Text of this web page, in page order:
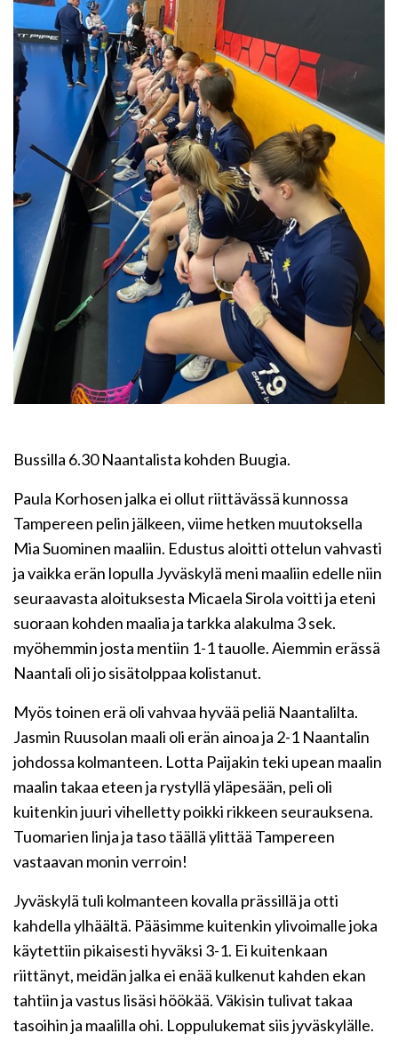
Bussilla 6.30 Naantalista kohden Buugia.
Paula Korhosen jalka ei ollut riittävässä kunnossa
Tampereen pelin jälkeen, viime hetken muutoksella
Mia Suominen maaliin. Edustus aloitti ottelun vahvasti
ja vaikka erän lopulla Jyväskylä meni maaliin edelle niin
seuraavasta aloituksesta Micaela Sirola voitti ja eteni
suoraan kohden maalia ja tarkka alakulma 3 sek.
myöhemmin josta mentiin 1-1 tauolle. Aiemmin erässä
Naantali oli jo sisätolppaa kolistanut.
Myös toinen erä oli vahvaa hyvää peliä Naantalilta.
Jasmin Ruusolan maali oli erän ainoa ja 2-1 Naantalin
johdossa kolmanteen. Lotta Paijakin teki upean maalin
maalin takaa eteen ja rystyllä yläpesään, peli oli
kuitenkin juuri vihelletty poikki rikkeen seurauksena.
Tuomarien linja ja taso täällä ylittää Tampereen
vastaavan monin verroin!
Jyväskylä tuli kolmanteen kovalla prässillä ja otti
kahdella ylhäältä. Pääsimme kuitenkin ylivoimalle joka
käytettiin pikaisesti hyväksi 3-1. Ei kuitenkaan
riittänyt, meidän jalka ei enää kulkenut kahden ekan
tahtiin ja vastus lisäsi höökää. Väkisin tulivat takaa
tasoihin ja maalilla ohi. Loppulukemat siis jyväskylälle.